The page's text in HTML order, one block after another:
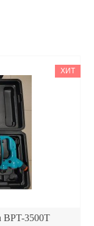
ХИТ
BPT-3500T